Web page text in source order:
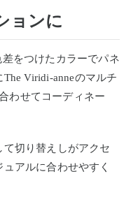
ョンに
をつけたカラーでパネ
Viridi-anneのマルチ
わせてコーディネー
て切り替えしがアクセ
アルに合わせやすく